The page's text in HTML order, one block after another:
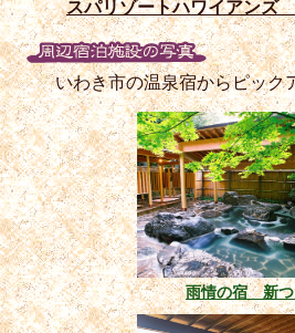
スパリゾートハワイアンズ
いわき市の温泉宿からピック
雨情の宿 新